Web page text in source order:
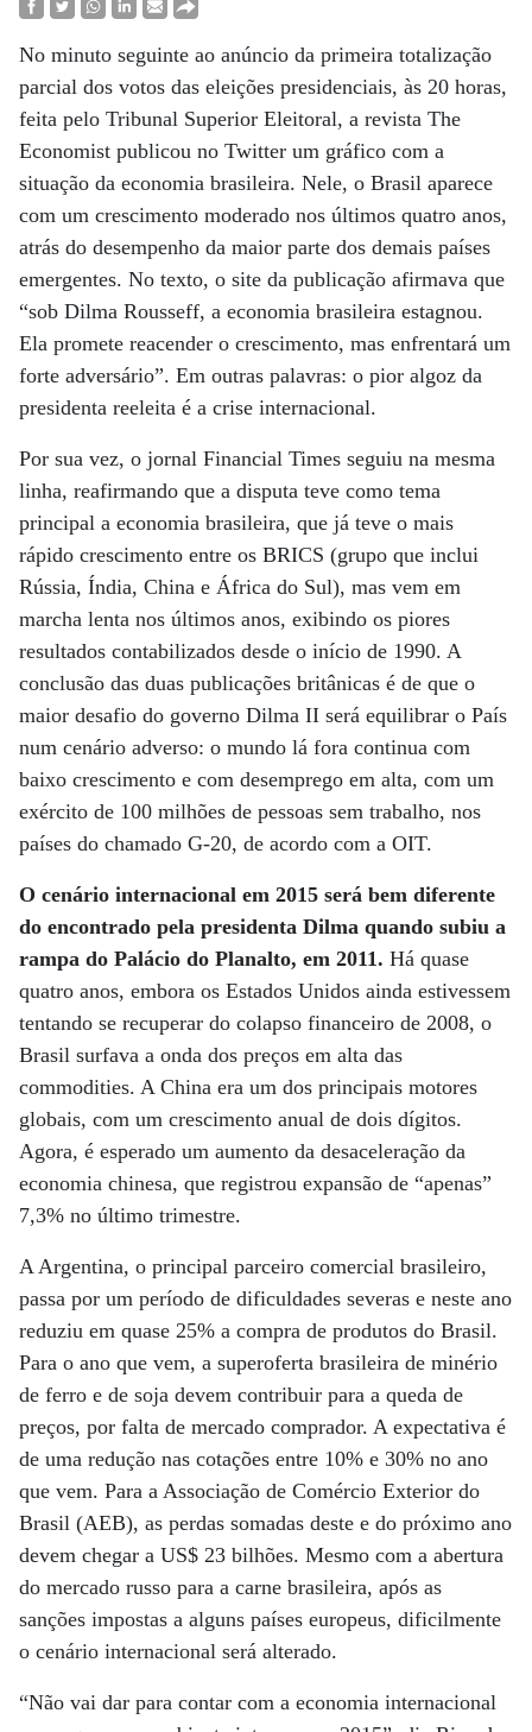
No minuto seguinte ao anúncio da primeira totalização
parcial dos votos das eleições presidenciais, às 20 horas,
feita pelo Tribunal Superior Eleitoral, a revista The
Economist publicou no Twitter um gráfico com a
situação da economia brasileira. Nele, o Brasil aparece
com um crescimento moderado nos últimos quatro anos,
atrás do desempenho da maior parte dos demais países
emergentes. No texto, o site da publicação afirmava que
“sob Dilma Rousseff, a economia brasileira estagnou.
Ela promete reacender o crescimento, mas enfrentará um
forte adversário”. Em outras palavras: o pior algoz da
presidenta reeleita é a crise internacional.
Por sua vez, o jornal Financial Times seguiu na mesma
linha, reafirmando que a disputa teve como tema
principal a economia brasileira, que já teve o mais
rápido crescimento entre os BRICS (grupo que inclui
Rússia, Índia, China e África do Sul), mas vem em
marcha lenta nos últimos anos, exibindo os piores
resultados contabilizados desde o início de 1990. A
conclusão das duas publicações britânicas é de que o
maior desafio do governo Dilma II será equilibrar o País
num cenário adverso: o mundo lá fora continua com
baixo crescimento e com desemprego em alta, com um
exército de 100 milhões de pessoas sem trabalho, nos
países do chamado G-20, de acordo com a OIT.
O cenário internacional em 2015 será bem diferente
do encontrado pela presidenta Dilma quando subiu a
rampa do Palácio do Planalto, em 2011. Há quase
quatro anos, embora os Estados Unidos ainda estivessem
tentando se recuperar do colapso financeiro de 2008, o
Brasil surfava a onda dos preços em alta das
commodities. A China era um dos principais motores
globais, com um crescimento anual de dois dígitos.
Agora, é esperado um aumento da desaceleração da
economia chinesa, que registrou expansão de “apenas”
7,3% no último trimestre.
A Argentina, o principal parceiro comercial brasileiro,
passa por um período de dificuldades severas e neste ano
reduziu em quase 25% a compra de produtos do Brasil.
Para o ano que vem, a superoferta brasileira de minério
de ferro e de soja devem contribuir para a queda de
preços, por falta de mercado comprador. A expectativa é
de uma redução nas cotações entre 10% e 30% no ano
que vem. Para a Associação de Comércio Exterior do
Brasil (AEB), as perdas somadas deste e do próximo ano
devem chegar a US$ 23 bilhões. Mesmo com a abertura
do mercado russo para a carne brasileira, após as
sanções impostas a alguns países europeus, dificilmente
o cenário internacional será alterado.
“Não vai dar para contar com a economia internacional